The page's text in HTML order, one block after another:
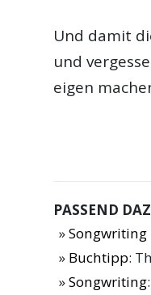
Und damit
und
eigen
PASSEND
Buchtipp:
Songwriting